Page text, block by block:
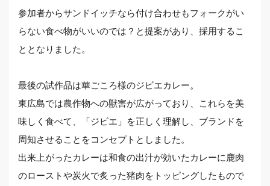
参加者からサンドイッチなら付け合わせもフォークがい
らない食べ物がいいのでは？と提案があり、採用するこ
ととなりました。
最後の試作品は華ごころ様のジビエカレー。
東広島では農作物への獣害が広がっており、これらを美
味しく食べて、「ジビエ」を正しく理解し、ブランドを
周知させることをコンセプトとしました。
出来上がったカレーは和食の出汁が効いたカレーに鹿肉
のローストや炭火で炙った猪肉をトッピングしたもので